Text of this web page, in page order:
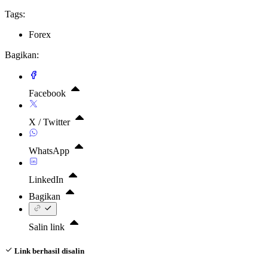
Tags:
Forex
Bagikan:
Facebook
X / Twitter
WhatsApp
LinkedIn
Bagikan
Salin link
Link berhasil disalin